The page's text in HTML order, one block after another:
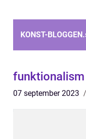
KONST-BLOGGEN.
07 september 2023